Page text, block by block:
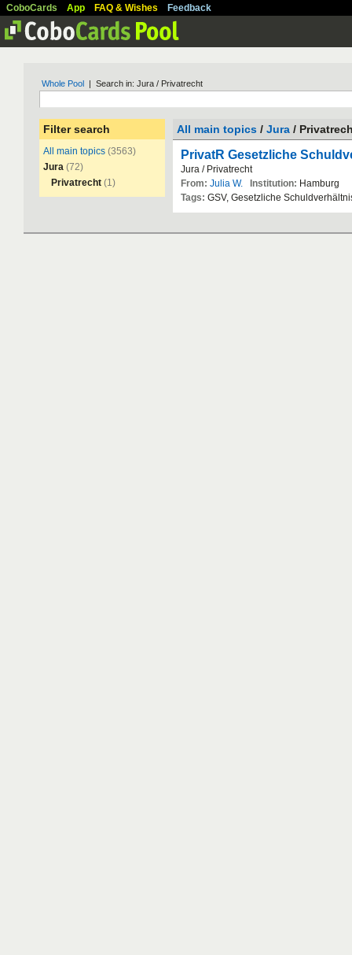
CoboCards App FAQ & Wishes Feedback
Whole Pool | Search in: Jura / Privatrecht
Filter search
All main topics (3563)
Jura (72)
Privatrecht (1)
All main topics / Jura /
PrivatR Gesetzliche
Jura / Privatrecht
From: Julia W. Institution: Hamburg
Tags: GSV, Gesetzliche Schuldverhä